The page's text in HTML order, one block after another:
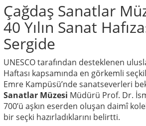
Çağdaş Sanatlar
40 Yılın Sanat
Sergide
UNESCO tarafından desteklenen
Haftası kapsamında en görkemli
Emre Kampüsü’nde sanatseverleri
Sanatlar Müzesi Müdürü Prof. Dr.
700’ü aşkın eserden oluşan daimî
bir seçki hazırladıklarını belirtti.